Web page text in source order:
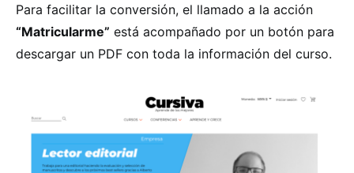
Para facilitar la conversión, el llamado a la acción
“Matricularme” está acompañado por un botón para
descargar un PDF con toda la información del curso.